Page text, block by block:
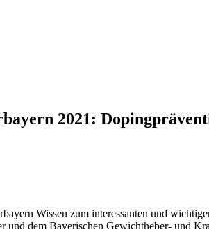
2021:
Wissen zum inter­es­san­ten und
und dem Baye­ri­schen Gewicht­he­ber- und